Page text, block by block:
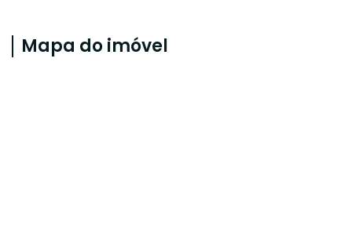
Mapa do imóvel